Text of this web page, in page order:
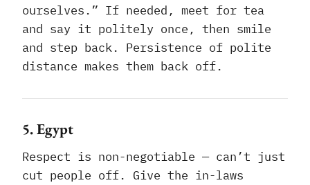
ourselves.” If needed, meet for tea
and say it politely once, then smile
and step back. Persistence of polite
distance makes them back off.
5. Egypt
Respect is non-negotiable — can’t just
cut people off. Give the in-laws